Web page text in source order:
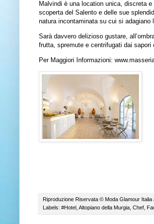
Malvindi è una location unica, discreta
scoperta del Salento e delle sue
natura incontaminata su cui si adagiano
Sarà davvero delizioso gustare,
frutta, spremute e centrifugati dai
Per Maggiori Informazioni:
Riproduzione Riservata © Moda Glamour Italia
Labels: #Hotel Altopiano della Murgia Chef